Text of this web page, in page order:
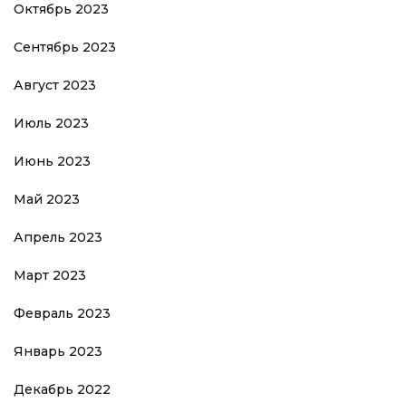
Октябрь 2023
Сентябрь 2023
Август 2023
Июль 2023
Июнь 2023
Май 2023
Апрель 2023
Март 2023
Февраль 2023
Январь 2023
Декабрь 2022